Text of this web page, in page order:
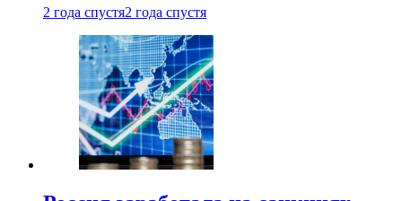
2 года спустя2 года спустя